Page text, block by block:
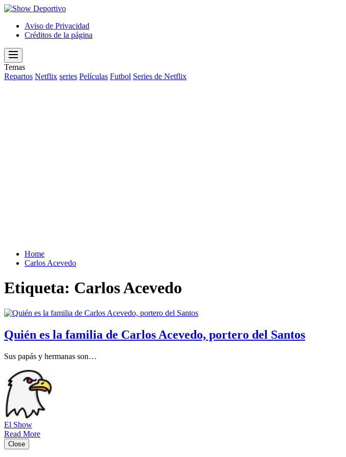
Show
Aviso de Privacidad
Créditos de la página
Menu
Temas
Repartos Netflix series Películas Futbol Series de Netflix
Home
Carlos Acevedo
Etiqueta: Carlos Acevedo
Quién es la familia de Carlos Acevedo, portero del Santos
Sus papás y hermanas son…
El Show
Read More
Close